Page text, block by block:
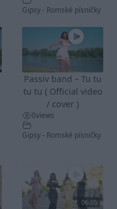
Gipsy - Romské písničky
Passiv band – Tu tu
tu tu ( Official video
/ cover )
0views
Gipsy - Romské písničky
06:05